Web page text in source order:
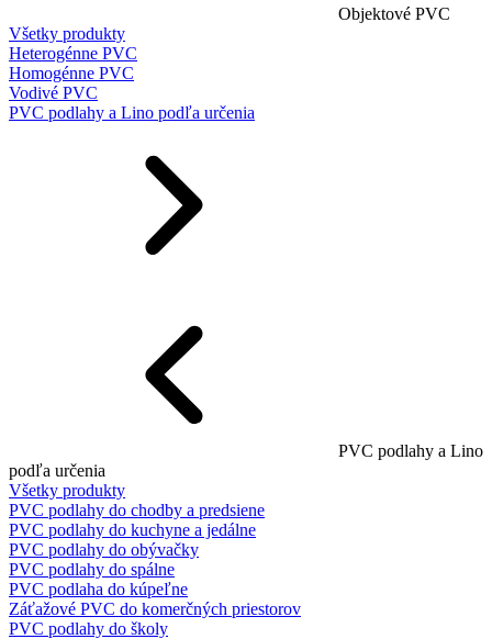
Objektové PVC
Všetky produkty
Heterogénne PVC
Homogénne PVC
Vodivé PVC
PVC podlahy a Lino podľa určenia
PVC podlahy a Lino
podľa určenia
Všetky produkty
PVC podlahy do chodby a predsiene
PVC podlahy do kuchyne a jedálne
PVC podlahy do obývačky
PVC podlahy do spálne
PVC podlaha do kúpeľne
Záťažové PVC do komerčných priestorov
PVC podlahy do školy